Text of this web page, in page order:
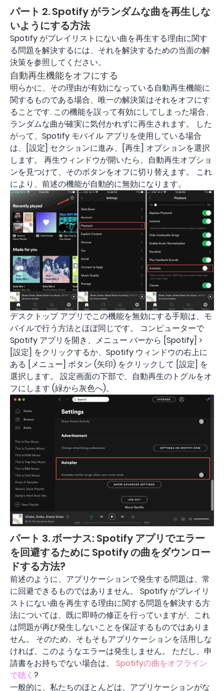
パート 2. Spotify がランダムな曲を再生しな
いようにする方法
Spotify がプレイリストにない曲を再生する理由に関す
る問題を解決するには、それを解決するための当面の解
決策を参照してください。
自動再生機能をオフにする
明らかに、その理由が有効になっている自動再生機能に
関するものである場合、唯一の解決策はそれをオフにす
ることです. この機能を誤って有効にしてしまった場合、
ランダムな曲が確実に気付かれずに再生されます。 した
がって、Spotify モバイル アプリを使用している場合
は、[設定] セクションに進み、[再生] オプションを選択
します。 再生ウィンドウが開いたら、自動再生オプショ
ンを見つけて、そのボタンをオフに切り替えます。 これ
により、前述の機能が自動的に無効になります。
デスクトップ アプリでこの機能を無効にする手順は、モ
バイルで行う方法とほぼ同じです。 コンピューターで
Spotify アプリを開き、メニュー バーから [Spotify] >
[設定] をクリックするか、Spotify ウィンドウの右上に
ある [メニュー] ボタン (矢印) をクリックして [設定] を
選択します。 設定画面の下部で、自動再生のトグルをオ
フにします (緑から灰色へ)。
パート 3. ボーナス: Spotify アプリでエラー
を回避するために Spotify の曲をダウンロー
ドする方法?
前述のように、アプリケーションで発生する問題は、常
に回避できるものではありません。 Spotify がプレイリ
ストにない曲を再生する理由に関する問題を解決する方
法については、既に即時の修正を行っていますが、これ
は問題が再び発生しないことを保証するものではありま
せん。 そのため、そもそもアプリケーションを活用しな
ければ、このようなエラーは発生しません。 ただし、申
請書をお持ちでない場合は、 Spotifyの曲をオフライン
で聴く ?
一般的に、私たちのほとんどは、アプリケーションがな